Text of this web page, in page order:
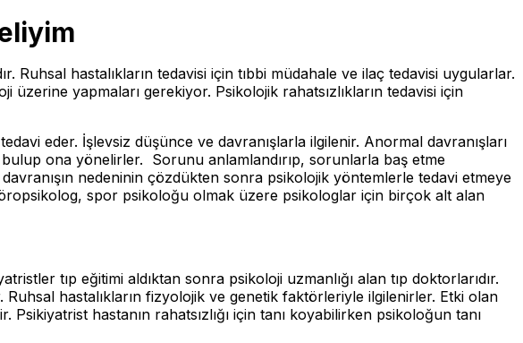
Ruhsal hastalıkların tedavisi için tıbbi müdahale ve ilaç tedavisi uygularlar.
üzerine yapmaları gerekiyor. Psikolojik rahatsızlıkların tedavisi için
eder. İşlevsiz düşünce ve davranışlarla ilgilenir. Anormal davranışları
ona yönelirler. Sorunu anlamlandırıp, sorunlarla baş etme
nedeninin çözdükten sonra psikolojik yöntemlerle tedavi etmeye
spor psikoloğu olmak üzere psikologlar için birçok alt alan
tıp eğitimi aldıktan sonra psikoloji uzmanlığı alan tıp doktorlarıdır.
hastalıkların fizyolojik ve genetik faktörleriyle ilgilenirler. Etki olan
hastanın rahatsızlığı için tanı koyabilirken psikoloğun tanı